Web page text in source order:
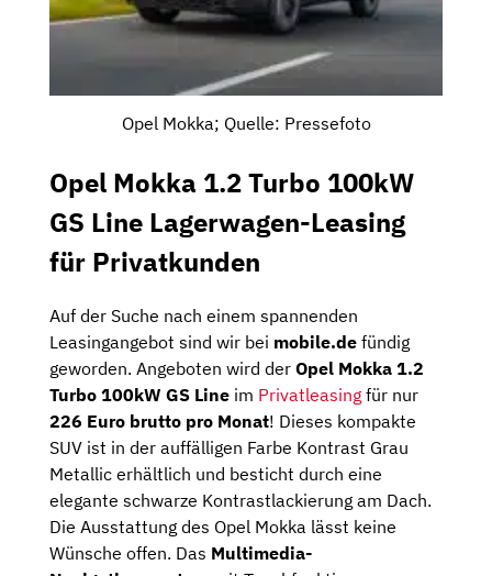
Opel Mokka; Quelle: Pressefoto
Opel Mokka 1.2 Turbo 100kW
GS Line Lagerwagen-Leasing
für Privatkunden
Auf der Suche nach einem spannenden
Leasingangebot sind wir bei mobile.de fündig
geworden. Angeboten wird der Opel Mokka 1.2
Turbo 100kW GS Line im Privatleasing für nur
226 Euro brutto pro Monat! Dieses kompakte
SUV ist in der auffälligen Farbe Kontrast Grau
Metallic erhältlich und besticht durch eine
elegante schwarze Kontrastlackierung am Dach.
Die Ausstattung des Opel Mokka lässt keine
Wünsche offen. Das Multimedia-